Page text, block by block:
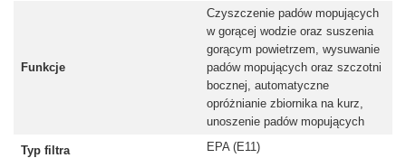
Funkcje
Czyszczenie padów mopujących
w gorącej wodzie oraz suszenia
gorącym powietrzem, wysuwanie
padów mopujących oraz szczotni
bocznej, automatyczne
opróżnianie zbiornika na kurz,
unoszenie padów mopujących
Typ filtra EPA (E11)